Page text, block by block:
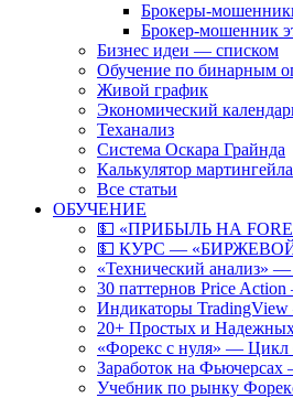
Брокеры-
Брокер-мошенник
Бизнес идеи — списком
Обучение по бинарным
Живой график
Экономический
Теханализ
Система Оскара Грайнда
Калькулятор мартингейла
Все статьи
ОБУЧЕНИЕ
💵 «ПРИБЫЛЬ НА
💵 КУРС —
«Технический анализ»
30 паттернов Price
Индикаторы
20+ Простых и
«Форекс с нуля» — Цикл
Заработок на
Учебник по рынку